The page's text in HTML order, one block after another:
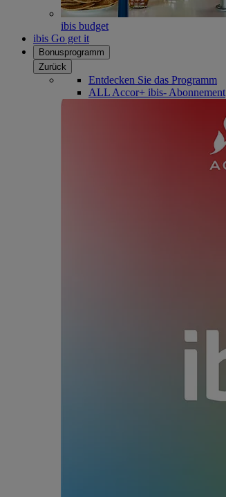
ibis budget
ibis Go get it
Bonusprogramm
Zurück
Entdecken Sie das Programm
ALL Accor+ ibis- Abonnement